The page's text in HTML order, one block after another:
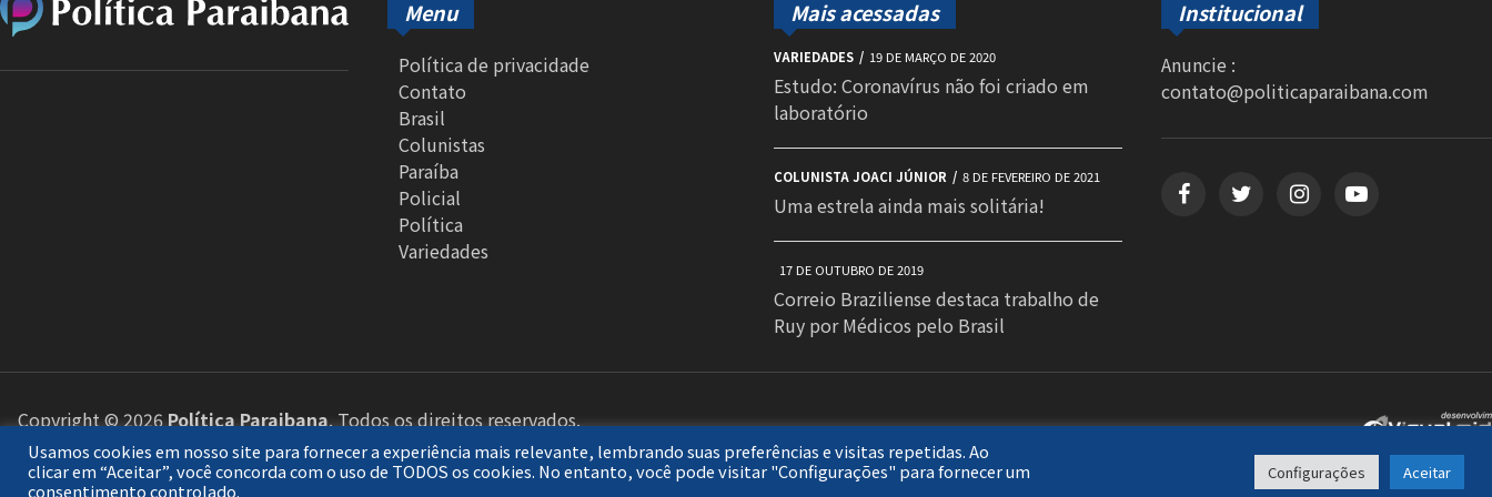
Menu
Política de privacidade
Contato
Brasil
Colunistas
Paraíba
Policial
Política
Variedades
Mais acessadas
VARIEDADES 19 DE MARÇO DE 2020
Estudo: Coronavírus não foi criado em
laboratório
COLUNISTA JOACI JÚNIOR 8 DE FEVEREIRO DE 2021
Uma estrela ainda mais solitária!
17 DE OUTUBRO DE 2019
Correio Braziliense destaca trabalho de
Ruy por Médicos pelo Brasil
Institucional
Anuncie :
contato@politicaparaibana.com
Copyright © 2026Política Paraibana. Todos os direitos reservados.
Usamos cookies em nosso site para fornecer a experiência mais relevante, lembrando suas preferências e visitas repetidas. Ao
clicar em “Aceitar”, você concorda com o uso de TODOS os cookies. No entanto, você pode visitar "Configurações" para fornecer um
consentimento controlado.
Configurações Aceitar